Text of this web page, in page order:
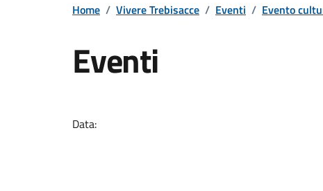
Home / Vivere Trebisacce / Eventi / Evento
Eventi
Data: